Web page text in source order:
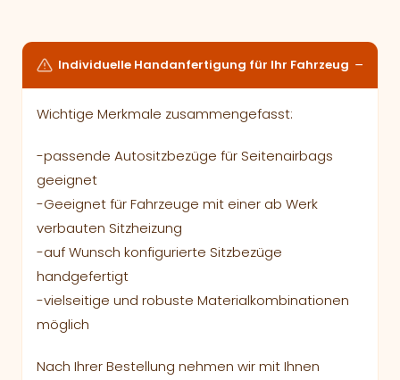
Individuelle Handanfertigung für Ihr Fahrzeug
Wichtige Merkmale zusammengefasst:
-passende Autositzbezüge für Seitenairbags
geeignet
-Geeignet für Fahrzeuge mit einer ab Werk
verbauten Sitzheizung
-auf Wunsch konfigurierte Sitzbezüge
handgefertigt
-vielseitige und robuste Materialkombinationen
möglich
Nach Ihrer Bestellung nehmen wir mit Ihnen